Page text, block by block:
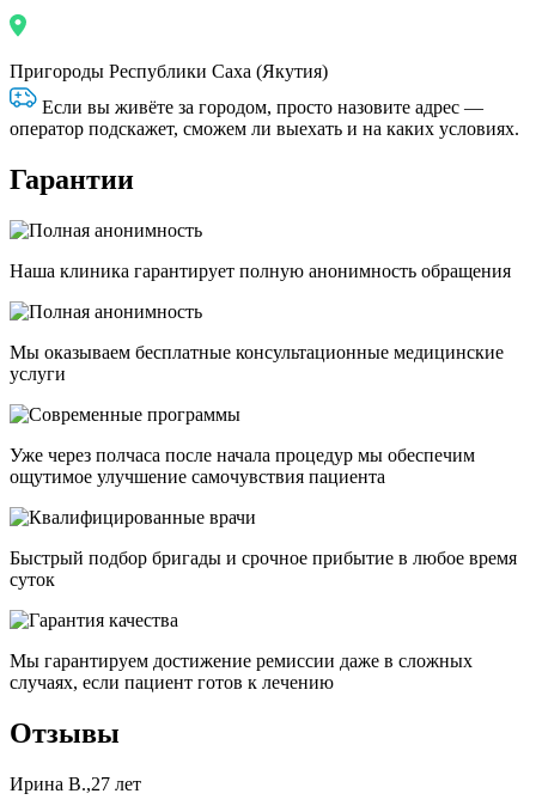
Пригороды Республики Саха (Якутия)
Если вы живёте за городом, просто назовите адрес —
оператор подскажет, сможем ли выехать и на каких условиях.
Гарантии
Наша клиника гарантирует полную анонимность обращения
Мы оказываем бесплатные консультационные медицинские
услуги
Уже через полчаса после начала процедур мы обеспечим
ощутимое улучшение самочувствия пациента
Быстрый подбор бригады и срочное прибытие в любое время
суток
Мы гарантируем достижение ремиссии даже в сложных
случаях, если пациент готов к лечению
Отзывы
Ирина В.,27 лет